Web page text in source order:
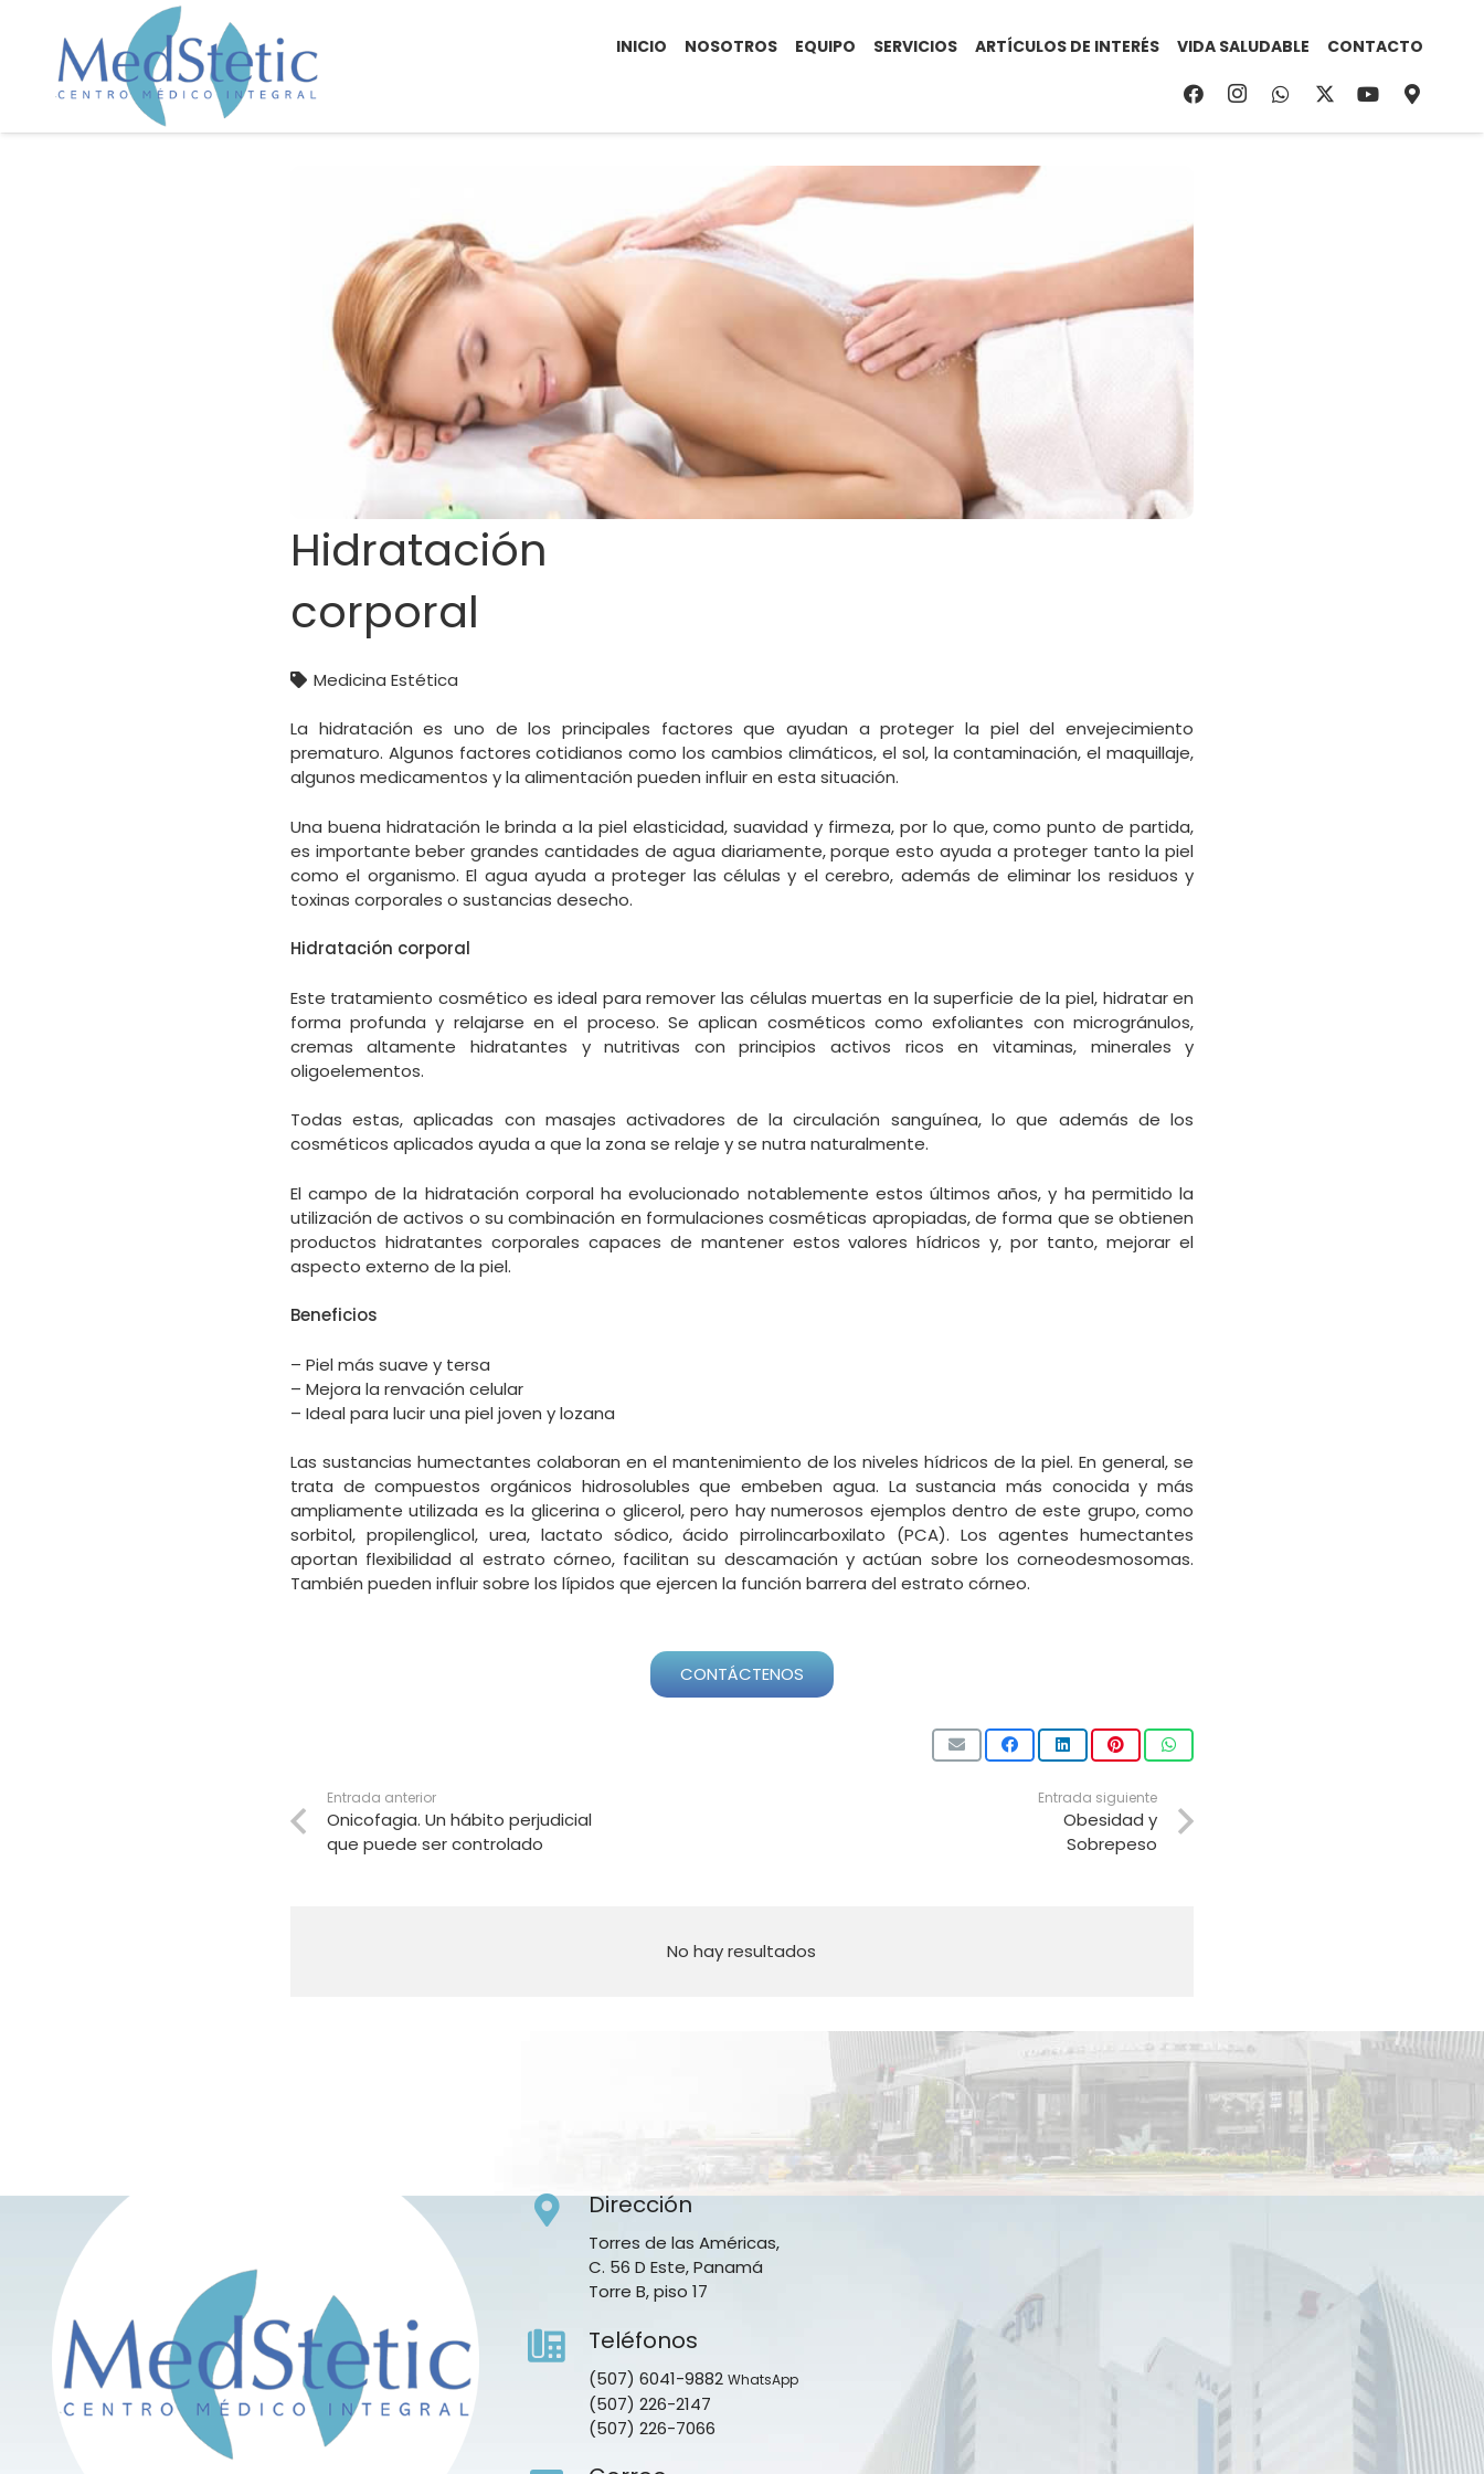
INICIO NOSOTROS EQUIPO SERVICIOS ARTÍCULOS DE INTERÉS VIDA SALUDABLE CONTACTO
Hidratación
corporal
Medicina Estética
La hidratación es uno de los principales factores que ayudan a proteger la piel del envejecimiento
prematuro. Algunos factores cotidianos como los cambios climáticos, el sol, la contaminación, el maquillaje,
algunos medicamentos y la alimentación pueden influir en esta situación.
Una buena hidratación le brinda a la piel elasticidad, suavidad y firmeza, por lo que, como punto de partida,
es importante beber grandes cantidades de agua diariamente, porque esto ayuda a proteger tanto la piel
como el organismo. El agua ayuda a proteger las células y el cerebro, además de eliminar los residuos y
toxinas corporales o sustancias desecho.
Hidratación corporal
Este tratamiento cosmético es ideal para remover las células muertas en la superficie de la piel, hidratar en
forma profunda y relajarse en el proceso. Se aplican cosméticos como exfoliantes con microgránulos,
cremas altamente hidratantes y nutritivas con principios activos ricos en vitaminas, minerales y
oligoelementos.
Todas estas, aplicadas con masajes activadores de la circulación sanguínea, lo que además de los
cosméticos aplicados ayuda a que la zona se relaje y se nutra naturalmente.
El campo de la hidratación corporal ha evolucionado notablemente estos últimos años, y ha permitido la
utilización de activos o su combinación en formulaciones cosméticas apropiadas, de forma que se obtienen
productos hidratantes corporales capaces de mantener estos valores hídricos y, por tanto, mejorar el
aspecto externo de la piel.
Beneficios
– Piel más suave y tersa
– Mejora la renvación celular
– Ideal para lucir una piel joven y lozana
Las sustancias humectantes colaboran en el mantenimiento de los niveles hídricos de la piel. En general, se
trata de compuestos orgánicos hidrosolubles que embeben agua. La sustancia más conocida y más
ampliamente utilizada es la glicerina o glicerol, pero hay numerosos ejemplos dentro de este grupo, como
sorbitol, propilenglicol, urea, lactato sódico, ácido pirrolincarboxilato (PCA). Los agentes humectantes
aportan flexibilidad al estrato córneo, facilitan su descamación y actúan sobre los corneodesmosomas.
También pueden influir sobre los lípidos que ejercen la función barrera del estrato córneo.
CONTÁCTENOS
Entrada anterior
Onicofagia. Un hábito perjudicial
que puede ser controlado
Entrada siguiente
Obesidad y
Sobrepeso
No hay resultados
Dirección
Torres de las Américas,
C. 56 D Este, Panamá
Torre B, piso 17
Teléfonos
(507) 6041-9882 WhatsApp
(507) 226-2147
(507) 226-7066